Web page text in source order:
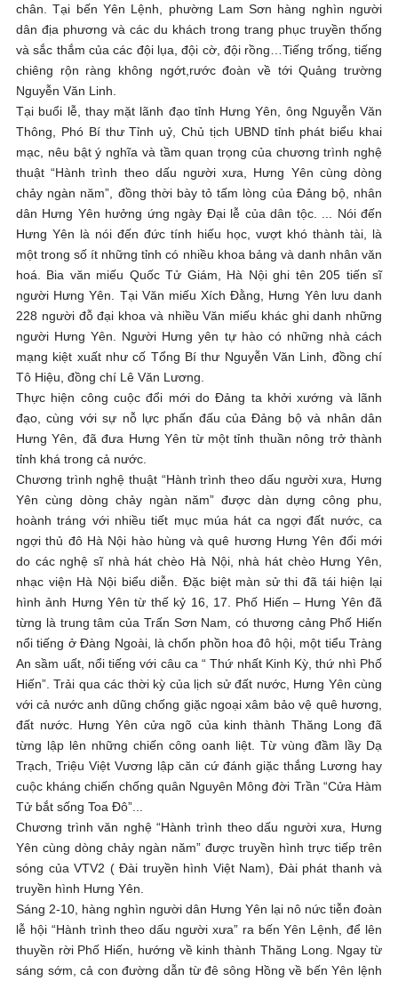
chân. Tại bến Yên Lệnh, phường Lam Sơn hàng nghìn người
dân địa phương và các du khách trong trang phục truyền thống
và sắc thắm của các đội lụa, đội cờ, đội rồng…Tiếng trống, tiếng
chiêng rộn ràng không ngớt,rước đoàn về tới Quảng trường
Nguyễn Văn Linh.
Tại buổi lễ, thay mặt lãnh đạo tỉnh Hưng Yên, ông Nguyễn Văn
Thông, Phó Bí thư­ Tỉnh uỷ, Chủ tịch UBND tỉnh phát biểu khai
mạc, nêu bật ý nghĩa và tầm quan trọng của chương trình nghệ
thuật “Hành trình theo dấu người xưa, Hưng Yên cùng dòng
chảy ngàn năm”, đồng thời bày tỏ tấm lòng của Đảng bộ, nhân
dân Hưng Yên hưởng ứng ngày Đại lễ của dân tộc. ... Nói đến
Hưng Yên là nói đến đức tính hiếu học, vượt khó thành tài, là
một trong số ít những tỉnh có nhiều khoa bảng và danh nhân văn
hoá. Bia văn miếu Quốc Tử Giám, Hà Nội ghi tên 205 tiến sĩ
người Hưng Yên. Tại Văn miếu Xích Đằng, Hưng Yên lưu danh
228 người đỗ đại khoa và nhiều Văn miếu khác ghi danh những
người Hưng Yên. Người Hưng yên tự hào có những nhà cách
mạng kiệt xuất như cố Tổng Bí thư Nguyễn Văn Linh, đồng chí
Tô Hiệu, đồng chí Lê Văn Lương.
Thực hiện công cuộc đổi mới do Đảng ta khởi xướng và lãnh
đạo, cùng với sự nỗ lực phấn đấu của Đảng bộ và nhân dân
Hưng Yên, đã đưa Hưng Yên từ một tỉnh thuần nông trở thành
tỉnh khá trong cả nước.
Chương trình nghệ thuật “Hành trình theo dấu người xưa, Hưng
Yên cùng dòng chảy ngàn năm” được dàn dựng công phu,
hoành tráng với nhiều tiết mục múa hát ca ngợi đất nước, ca
ngợi thủ đô Hà Nội hào hùng và quê hương Hưng Yên đổi mới
do các nghệ sĩ nhà hát chèo Hà Nội, nhà hát chèo Hưng Yên,
nhạc viện Hà Nội biểu diễn. Đặc biệt màn sử thi đã tái hiện lại
hình ảnh Hưng Yên từ thế kỷ 16, 17. Phố Hiến – Hưng Yên đã
từng là trung tâm của Trấn Sơn Nam, có thương cảng Phố Hiến
nổi tiếng ở Đàng Ngoài, là chốn phồn hoa đô hội, một tiểu Tràng
An sầm uất, nổi tiếng với câu ca “ Thứ nhất Kinh Kỳ, thứ nhì Phố
Hiến”. Trải qua các thời kỳ của lịch sử đất nước, Hưng Yên cùng
với cả nước anh dũng chống giặc ngoại xâm bảo vệ quê hương,
đất nước. Hưng Yên cửa ngõ của kinh thành Thăng Long đã
từng lập lên những chiến công oanh liệt. Từ vùng đầm lầy Dạ
Trạch, Triệu Việt Vương lập căn cứ đánh giặc thắng Lương hay
cuộc kháng chiến chống quân Nguyên Mông đời Trần “Cửa Hàm
Tử bắt sống Toa Đô”...
Chương trình văn nghệ “Hành trình theo dấu người xưa, Hưng
Yên cùng dòng chảy ngàn năm” được truyền hình trực tiếp trên
sóng của VTV2 ( Đài truyền hình Việt Nam), Đài phát thanh và
truyền hình Hưng Yên.
Sáng 2-10, hàng nghìn người dân Hưng Yên lại nô nức tiễn đoàn
lễ hội “Hành trình theo dấu người xưa” ra bến Yên Lệnh, để lên
thuyền rời Phố Hiến, hướng về kinh thành Thăng Long. Ngay từ
sáng sớm, cả con đường dẫn từ đê sông Hồng về bến Yên lệnh